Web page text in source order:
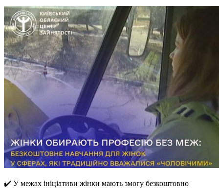
✔️ У межах ініціативи жінки мають змогу безкоштовно